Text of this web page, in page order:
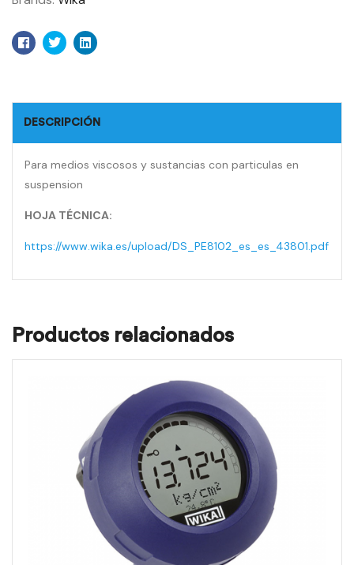
Facebook
TwitterLinkedin
DESCRIPCIÓN
Para medios viscosos y sustancias con particulas en
suspension
HOJA TÉCNICA:
https://www.wika.es/upload/DS_PE8102_es_es_43801.pdf
Productos relacionados